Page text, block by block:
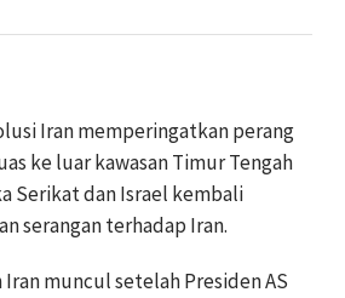
Iran memperingatkan perang
ke luar kawasan Timur Tengah
Serikat dan Israel kembali
serangan terhadap Iran.
muncul setelah Presiden AS